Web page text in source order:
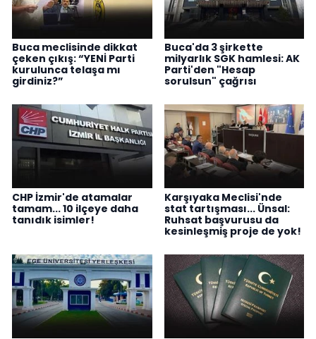
Buca meclisinde dikkat
çeken çıkış: “YENİ Parti
kurulunca telaşa mı
girdiniz?”
Buca'da 3 şirkette
milyarlık SGK hamlesi: AK
Parti'den "Hesap
sorulsun" çağrısı
CHP İzmir'de atamalar
tamam... 10 ilçeye daha
tanıdık isimler!
Karşıyaka Meclisi'nde
stat tartışması... Ünsal:
Ruhsat başvurusu da
kesinleşmiş proje de yok!